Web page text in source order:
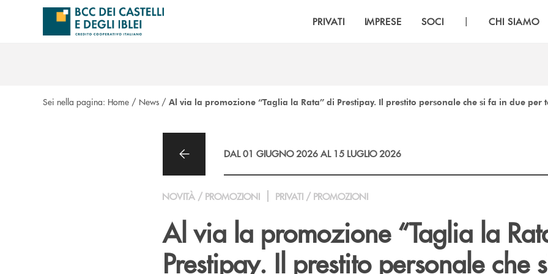
Salta al contenuto principale
PRIVATI IMPRESE SOCI | CHI SIAMO
Sei nella pagina: Home / News / Al via la promozione “Taglia la Rata” di Prestipay. Il prestito personale che si fa in due per
DAL 01 GIUGNO 2026 AL 15 LUGLIO 2026
NOVITÀ / PROMOZIONI PRIVATI / PROMOZIONI
Al via la promozione “Taglia la
Prestipay. Il prestito personale che